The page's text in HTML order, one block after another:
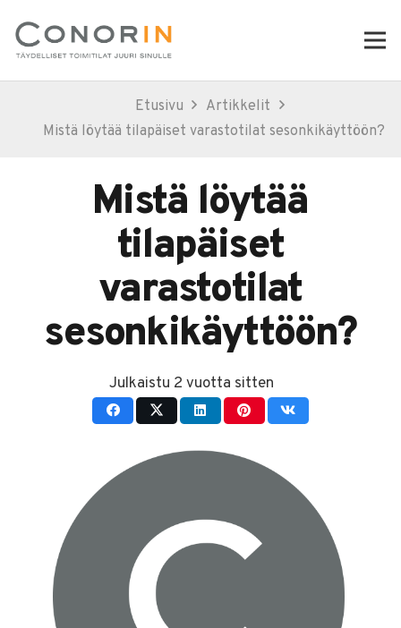
Etusivu
Artikkelit
Mistä löytää tilapäiset varastotilat sesonkikäyttöön?
Mistä löytää
tilapäiset
varastotilat
sesonkikäyttöön?
Julkaistu 2 vuotta sitten